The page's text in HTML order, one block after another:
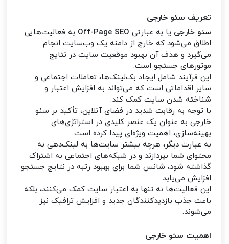
تعریف سئو خارجی
سئو خارجی یا به عبارتی Off-Page SEO به فعالیت‌هایی
اطلاق می‌شود که خارج از دامنه یک وب‌سایت انجام
می‌گیرد و هدف آن بهبود موقعیت سایت در نتایج
موتورهای جستجو است.
این فرآیند شامل ایجاد بک‌لینک‌ها، تعاملات اجتماعی و
سایر اقداماتی است که می‌تواند به افزایش اعتبار و
شناخته شدن سایت کمک کند.
با توجه به رقابت شدید در فضای آنلاین، تأکید بر سئو
خارجی به عنوان یک عنصر کلیدی در استراتژی‌های
بهینه‌سازی، اهمیت ویژه‌ای پیدا کرده است.
به عبارت دیگر، هرچه بیشتر سایت‌ها به لینک‌دهی به
محتوای شما بپردازند و در شبکه‌های اجتماعی به اشتراک
گذاشته شود، شانس شما برای بهبود رتبه در نتایج جستجو
افزایش می‌یابد.
این فعالیت‌ها نه تنها به اعتبار سایت کمک می‌کنند، بلکه
باعث جذب بازدیدکنندگان جدید و افزایش ترافیک نیز
می‌شوند.
اهمیت سئو خارجی